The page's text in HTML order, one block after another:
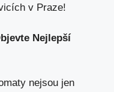
v Praze!
Nejlepší
nejsou jen